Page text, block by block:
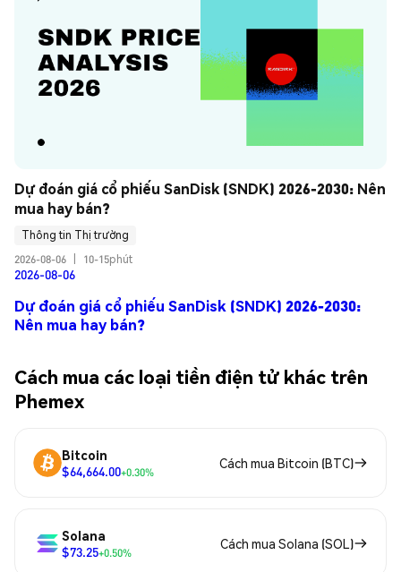
Dự đoán giá cổ phiếu SanDisk (SNDK) 2026-2030: Nên
mua hay bán?
Thông tin Thị trường
2026-08-06
10-15phút
2026-08-06
Dự đoán giá cổ phiếu SanDisk (SNDK) 2026-2030:
Nên mua hay bán?
Cách mua các loại tiền điện tử khác trên
Phemex
Bitcoin
$64,664.00+0.30%
Cách mua Bitcoin (BTC)
Solana
$73.25+0.50%
Cách mua Solana (SOL)